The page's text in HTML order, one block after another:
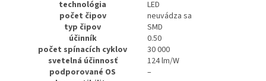
technológia
LED
počet čipov
neuvádza sa
typ čipov
SMD
účinník
0.50
počet spínacích cyklov
30 000
svetelná účinnosť
124 lm/W
podporované OS
–